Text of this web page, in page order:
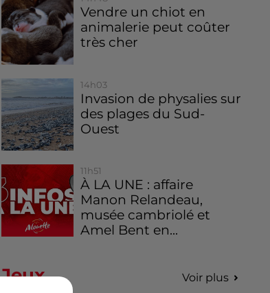
Vendre un chiot en
animalerie peut coûter
très cher
14h03
Invasion de physalies sur
des plages du Sud-
Ouest
11h51
À LA UNE : affaire
Manon Relandeau,
musée cambriolé et
Amel Bent en...
Jeux Voir plus